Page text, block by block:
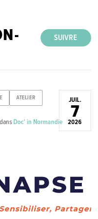
SUIVRE
ATELIER
dans Doc' in Normandie
JUIL.
7
2026